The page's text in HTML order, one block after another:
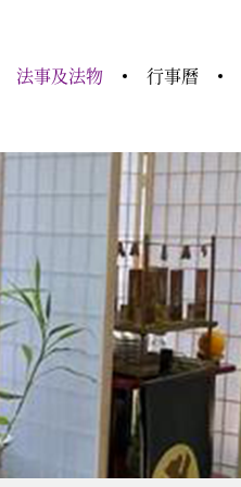
法事及法物 行事曆